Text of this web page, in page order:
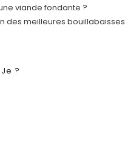
viande fondante ?
des meilleures bouillabaisses
?